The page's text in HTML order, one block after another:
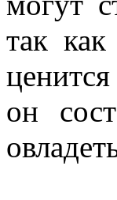
так
он